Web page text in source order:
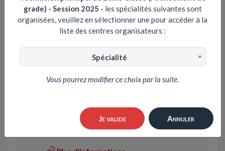
CENTRE DE GESTION DU PAS-DE-
CENTRE DE GESTION DES
PYRENEES-ORIENTALES (66)
grade) - Session 2025 - les spécialités suivantes sont
organisées, veuillez en sélectionner une pour accéder à la
liste des centres organisateurs :
Spécialité
Vous pourrez modifier ce choix par la suite.
Je valide Annuler